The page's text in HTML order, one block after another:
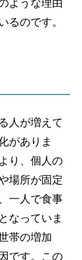
ような理由
るのです。
人が増えて
がありま
り、個人の
場所が固定
一人で食事
なっていま
帯の増加
です。この